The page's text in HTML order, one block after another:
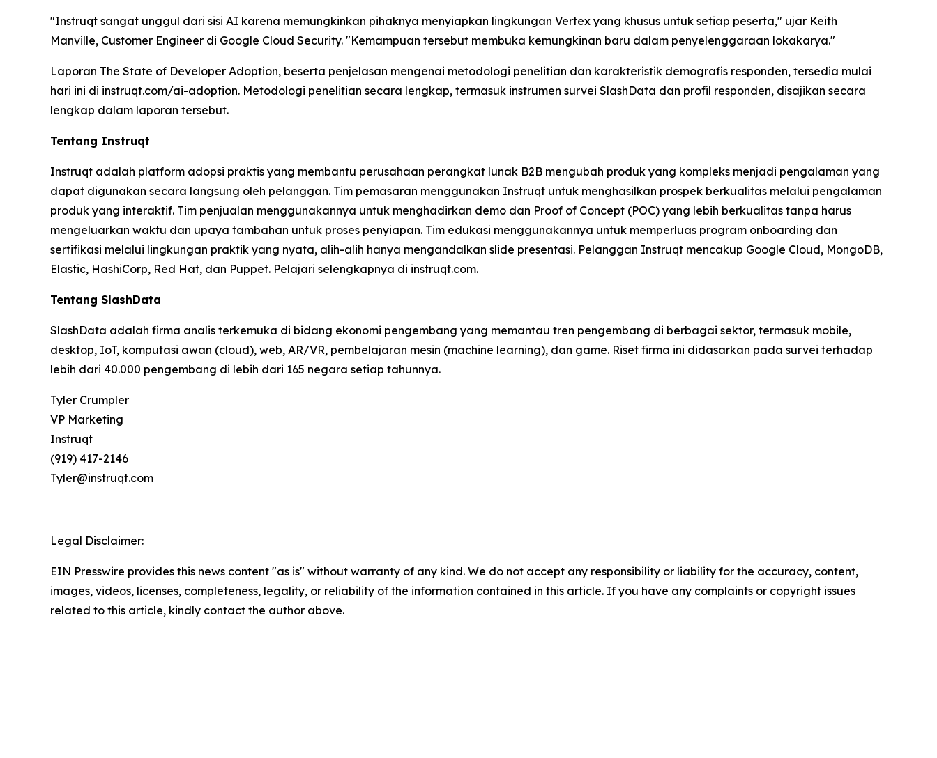
"Instruqt sangat unggul dari sisi AI karena memungkinkan pihaknya menyiapkan lingkungan Vertex yang khusus untuk setiap peserta," ujar Keith
Manville, Customer Engineer di Google Cloud Security. "Kemampuan tersebut membuka kemungkinan baru dalam penyelenggaraan lokakarya."
Laporan The State of Developer Adoption, beserta penjelasan mengenai metodologi penelitian dan karakteristik demografis responden, tersedia mulai
hari ini di instruqt.com/ai-adoption. Metodologi penelitian secara lengkap, termasuk instrumen survei SlashData dan profil responden, disajikan secara
lengkap dalam laporan tersebut.
Tentang Instruqt
Instruqt adalah platform adopsi praktis yang membantu perusahaan perangkat lunak B2B mengubah produk yang kompleks menjadi pengalaman yang
dapat digunakan secara langsung oleh pelanggan. Tim pemasaran menggunakan Instruqt untuk menghasilkan prospek berkualitas melalui pengalaman
produk yang interaktif. Tim penjualan menggunakannya untuk menghadirkan demo dan Proof of Concept (POC) yang lebih berkualitas tanpa harus
mengeluarkan waktu dan upaya tambahan untuk proses penyiapan. Tim edukasi menggunakannya untuk memperluas program onboarding dan
sertifikasi melalui lingkungan praktik yang nyata, alih-alih hanya mengandalkan slide presentasi. Pelanggan Instruqt mencakup Google Cloud, MongoDB,
Elastic, HashiCorp, Red Hat, dan Puppet. Pelajari selengkapnya di instruqt.com.
Tentang SlashData
SlashData adalah firma analis terkemuka di bidang ekonomi pengembang yang memantau tren pengembang di berbagai sektor, termasuk mobile,
desktop, IoT, komputasi awan (cloud), web, AR/VR, pembelajaran mesin (machine learning), dan game. Riset firma ini didasarkan pada survei terhadap
lebih dari 40.000 pengembang di lebih dari 165 negara setiap tahunnya.
Tyler Crumpler
VP Marketing
Instruqt
(919) 417-2146
Tyler@instruqt.com
Legal Disclaimer:
EIN Presswire provides this news content "as is" without warranty of any kind. We do not accept any responsibility or liability for the accuracy, content,
images, videos, licenses, completeness, legality, or reliability of the information contained in this article. If you have any complaints or copyright issues
related to this article, kindly contact the author above.